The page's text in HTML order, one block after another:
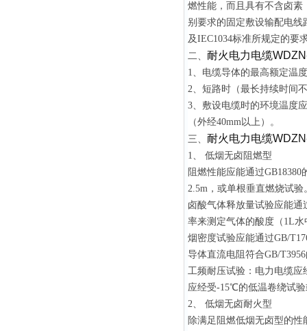
燃性能，而且具有不含卤素
别要求的固定敷设输配电
及IEC1034标准所规定的要
二、 耐火电力电缆
1、电缆导体的最高额定温
2、短路时（最长持续时间
3、敷设电缆时的环境温度
（外经40mm以上）。
三、 耐火电力电缆
1、 低烟无卤阻燃型
阻燃性能应能通过GB18380
2.5m ，或单根垂直燃烧试验
卤酸气体释放量试验应能通
率来测定气体的酸度（ 1L水
烟密度试验应能通过GB/
导体直流电阻符合GB/T3956
工频耐压试验：电力电缆应
应经受-15℃的低温卷绕试验
2、 低烟无卤耐火型
除满足阻燃低烟无卤型的